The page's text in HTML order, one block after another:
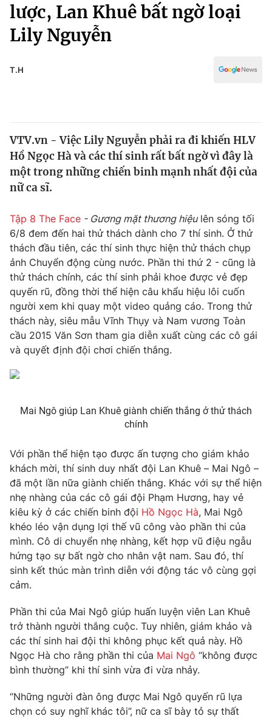
Chính trị
Xã hội
Pháp luật
Thế giới
Tin tức
Thế giới đó đây
Câu chuyện quốc tế
Kinh tế
Thị trường
Góc doanh nghiệp
Dữ liệu và đời sống
Truyền hình
Phim VTV
Hậu trường
Nhân vật
Khán giả
Giải sao mai
Giải trí
Điện ảnh
Âm nhạc
Đời sống
Du lịch
Làm đẹp
Giáo dục
Tuyển sinh
Học trực tuyến
Hitech Công nghệ tương lai
Thị trường
Tư vấn
Lịch phát sóng
Chuyên mục khác
Emagazine Podcast
Photo Infographic
VTV Money VTV Thể thao
VTV Sức khoẻ Bất động sản
Thị trường 24h Tấm lòng Việt
Truyền hình
Văn hóa - Giải trí
lược, Lan Khuê bất ngờ loại
Lily Nguyễn
T.H
VTV.vn - Việc Lily Nguyễn phải ra đi khiến HLV
Hồ Ngọc Hà và các thí sinh rất bất ngờ vì đây là
một trong những chiến binh mạnh nhất đội của
nữ ca sĩ.
Tập 8 The Face - Gương mặt thương hiệulên sóng tối
6/8 đem đến hai thử thách dành cho 7 thí sinh. Ở thử
thách đầu tiên, các thí sinh thực hiện thử thách chụp
ảnh Chuyển động cùng nước. Phần thi thứ 2 - cũng là
thử thách chính, các thí sinh phải khoe được vẻ đẹp
quyến rũ, đồng thời thể hiện câu khẩu hiệu lôi cuốn
người xem khi quay một video quảng cáo. Trong thử
thách này, siêu mẫu Vĩnh Thụy và Nam vương Toàn
cầu 2015 Văn Sơn tham gia diễn xuất cùng các cô gái
và quyết định đội chơi chiến thắng.
Mai Ngô giúp Lan Khuê giành chiến thắng ở thử thách
chính
Với phần thể hiện tạo được ấn tượng cho giám khảo
khách mời, thí sinh duy nhất đội Lan Khuê – Mai Ngô –
đã một lần nữa giành chiến thắng. Khác với sự thể hiện
nhẹ nhàng của các cô gái đội Phạm Hương, hay vẻ
kiêu kỳ ở các chiến binh đội Hồ Ngọc Hà, Mai Ngô
khéo léo vận dụng lợi thế vũ công vào phần thi của
mình. Cô di chuyển nhẹ nhàng, kết hợp vũ điệu ngẫu
hứng tạo sự bất ngờ cho nhân vật nam. Sau đó, thí
sinh kết thúc màn trình diễn với động tác vô cùng gợi
cảm.
Phần thi của Mai Ngô giúp huấn luyện viên Lan Khuê
trở thành người thắng cuộc. Tuy nhiên, giám khảo và
các thí sinh hai đội thi không phục kết quả này. Hồ
Ngọc Hà cho rằng phần thi của Mai Ngô “không được
bình thường” khi thí sinh vừa đi vừa nhảy.
“Những người đàn ông được Mai Ngô quyến rũ lựa
chọn có suy nghĩ khác tôi”, nữ ca sĩ bày tỏ sự thất